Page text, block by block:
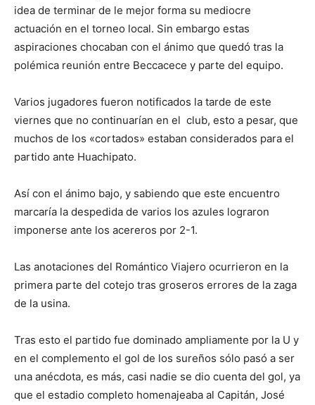
idea de terminar de le mejor forma su mediocre
actuación en el torneo local. Sin embargo estas
aspiraciones chocaban con el ánimo que quedó tras la
polémica reunión entre Beccacece y parte del equipo.
Varios jugadores fueron notificados la tarde de este
viernes que no continuarían en el club, esto a pesar, que
muchos de los «cortados» estaban considerados para el
partido ante Huachipato.
Así con el ánimo bajo, y sabiendo que este encuentro
marcaría la despedida de varios los azules lograron
imponerse ante los acereros por 2-1.
Las anotaciones del Romántico Viajero ocurrieron en la
primera parte del cotejo tras groseros errores de la zaga
de la usina.
Tras esto el partido fue dominado ampliamente por la U y
en el complemento el gol de los sureños sólo pasó a ser
una anécdota, es más, casi nadie se dio cuenta del gol, ya
que el estadio completo homenajeaba al Capitán, José